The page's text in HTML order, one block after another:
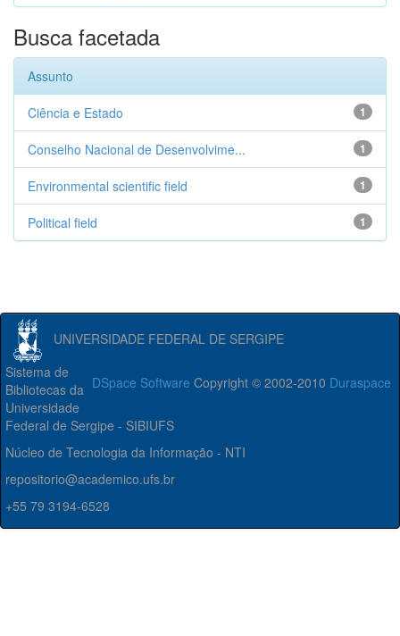
Busca facetada
Assunto
1
Ciência e Estado
1
Conselho Nacional de Desenvolvime...
1
Environmental scientific field
1
Political field
UNIVERSIDADE FEDERAL DE SERGIPE
DSpace Software Copyright © 2002-2010 Duraspace
Sistema de
Bibliotecas da
Universidade
Federal de Sergipe - SIBIUFS
Núcleo de Tecnologia da Informação - NTI
repositorio@academico.ufs.br
+55 79 3194-6528